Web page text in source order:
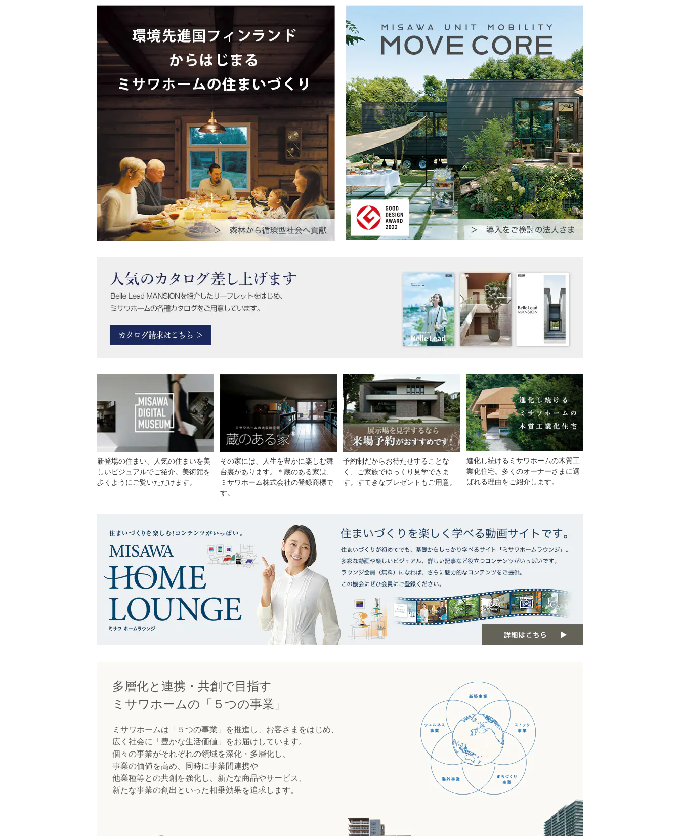
新登場の住まい、人気の住まいを美
しいビジュアルでご紹介。美術館を
歩くようにご覧いただけます。
その家には、人生を豊かに楽しむ舞
台裏があります。＊蔵のある家は、
ミサワホーム株式会社の登録商標で
す。
予約制だからお待たせすることな
く、ご家族でゆっくり見学できま
す。すてきなプレゼントもご用意。
進化し続けるミサワホームの木質工
業化住宅。多くのオーナーさまに選
ばれる理由をご紹介します。
多層化と連携・共創で目指す
ミサワホームの「５つの事業」
ミサワホームは「５つの事業」を推進し、お客さまをはじめ、
広く社会に「豊かな生活価値」をお届けしています。
個々の事業がそれぞれの領域を深化・多層化し、
事業の価値を高め、同時に事業間連携や
他業種等との共創を強化し、新たな商品やサービス、
新たな事業の創出といった相乗効果を追求します。